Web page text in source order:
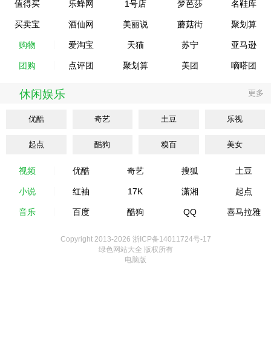
值得买 乐蜂网 1号店 梦芭莎 名鞋库
买卖宝 酒仙网 美丽说 蘑菇街 聚划算
购物 爱淘宝 天猫 苏宁 亚马逊
团购 点评团 聚划算 美团 嘀嗒团
休闲娱乐 更多
优酷 奇艺 土豆 乐视
起点 酷狗 糗百 美女
视频 优酷 奇艺 搜狐 土豆
小说 红袖 17K 潇湘 起点
音乐 百度 酷狗 QQ 喜马拉雅
Copyright 2013-2026 浙ICP备14011724号-17
绿色网站大全 版权所有
电脑版